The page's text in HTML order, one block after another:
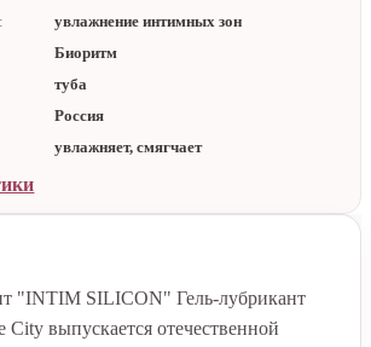
увлажнение интимных зон
Биоритм
туба
Россия
увлажняет, смягчает
"INTIM SILICON" Гель-лубрикант
City выпускается отечественной